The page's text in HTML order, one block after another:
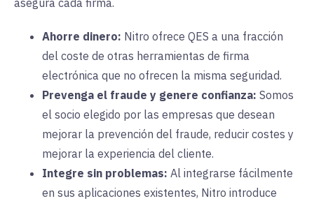
asegura cada firma.
Ahorre dinero: Nitro ofrece QES a una fracción
del coste de otras herramientas de firma
electrónica que no ofrecen la misma seguridad.
Prevenga el fraude y genere confianza: Somos
el socio elegido por las empresas que desean
mejorar la prevención del fraude, reducir costes y
mejorar la experiencia del cliente.
Integre sin problemas: Al integrarse fácilmente
en sus aplicaciones existentes, Nitro introduce